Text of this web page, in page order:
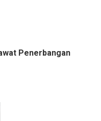
Penerbangan